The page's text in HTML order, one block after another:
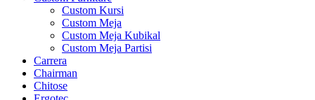
Custom Kursi
Custom Meja
Custom Meja Kubikal
Custom Meja Partisi
Carrera
Chairman
Chitose